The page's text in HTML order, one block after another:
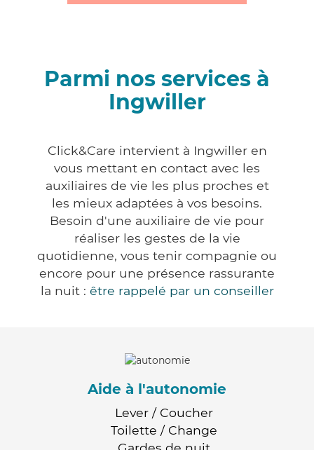
Parmi nos services à
Ingwiller
Click&Care intervient à Ingwiller en
vous mettant en contact avec les
auxiliaires de vie les plus proches et
les mieux adaptées à vos besoins.
Besoin d'une auxiliaire de vie pour
réaliser les gestes de la vie
quotidienne, vous tenir compagnie ou
encore pour une présence rassurante
la nuit : être rappelé par un conseiller
Aide à l'autonomie
Lever / Coucher
Toilette / Change